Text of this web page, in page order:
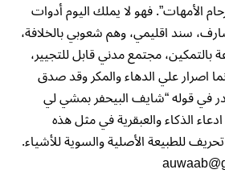
الأمهات”. فهو لا يملك اليوم أدوات
سند اقليمي، وهم شعوبي بالخلافة،
بالتمكين، مجتمع مدني قابل للتجيير،
اصرار علي الدهاء والمكر وقد صدق
في قوله “شايف البيحفر بمشي لي
الذكاء والعبقرية في مثل هذه
للطبيعة الأصلية والسوية للأشياء.